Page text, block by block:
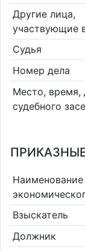
Другие лица,
участвующие
Судья
Номер дела
Место, время,
судебного
Наименование
Взыскатель
Должник